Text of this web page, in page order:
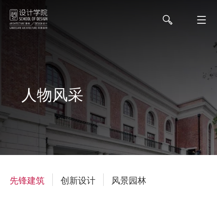
人物风采
先锋建筑 创新设计 风景园林